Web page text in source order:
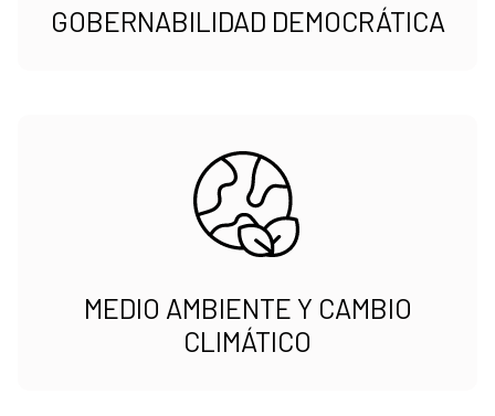
GOBERNABILIDAD DEMOCRÁTICA
MEDIO AMBIENTE Y CAMBIO
CLIMÁTICO